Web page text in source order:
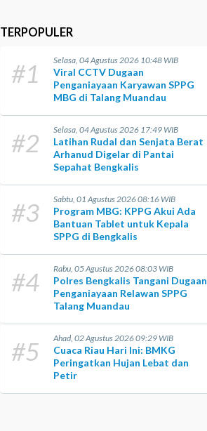
TERPOPULER
#1 Selasa, 04 Agustus 2026 10:48 WIB
Viral CCTV Dugaan
Penganiayaan Karyawan SPPG
MBG di Talang Muandau
#2 Selasa, 04 Agustus 2026 17:49 WIB
Latihan Rudal dan Senjata Berat
Arhanud Digelar di Pantai
Sepahat Bengkalis
#3 Sabtu, 01 Agustus 2026 08:16 WIB
Program MBG: KPPG Akui Ada
Bantuan Tablet untuk Kepala
SPPG di Bengkalis
#4 Rabu, 05 Agustus 2026 08:03 WIB
Polres Bengkalis Tangani Dugaan
Penganiayaan Relawan SPPG
Talang Muandau
#5 Ahad, 02 Agustus 2026 09:29 WIB
Cuaca Riau Hari Ini: BMKG
Peringatkan Hujan Lebat dan
Petir